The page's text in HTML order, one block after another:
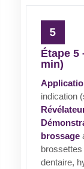
Étape 5
min)
indication
brossage
brossettes
dentaire,